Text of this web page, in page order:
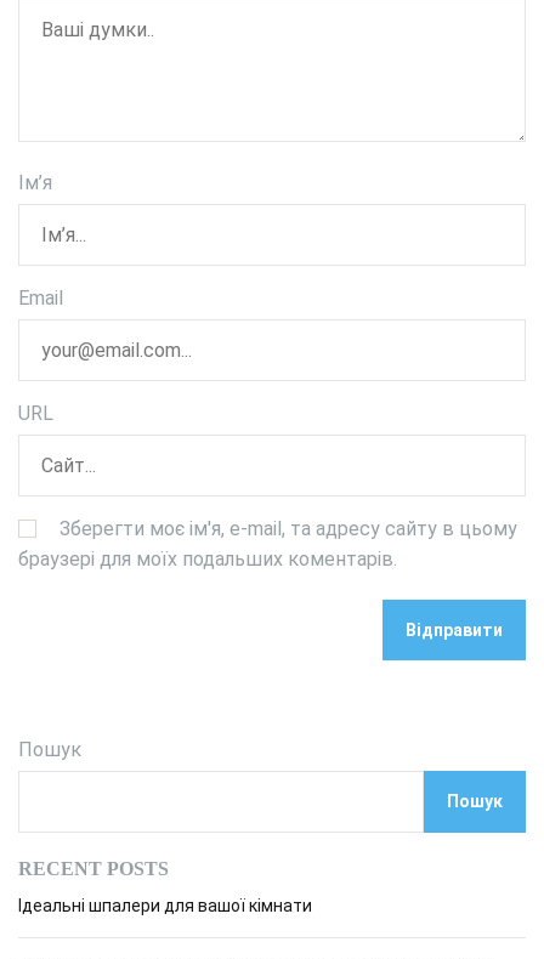
Ім’я
Email
URL
Зберегти моє ім'я, e-mail, та адресу сайту в цьому
браузері для моїх подальших коментарів.
Пошук
Пошук
RECENT POSTS
Ідеальні шпалери для вашої кімнати